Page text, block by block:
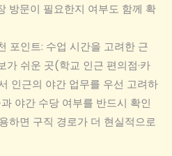
방문이 필요한지 여부도 함께 확
포인트: 수업 시간을 고려한 근
가 쉬운 곳(학교 인근 편의점·카
인근의 야간 업무를 우선 고려하
야간 수당 여부를 반드시 확인
하면 구직 경로가 더 현실적으로